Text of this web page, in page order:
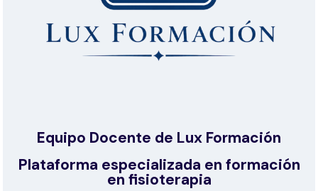
Equipo Docente de Lux Formación
Plataforma especializada en formación
en fisioterapia